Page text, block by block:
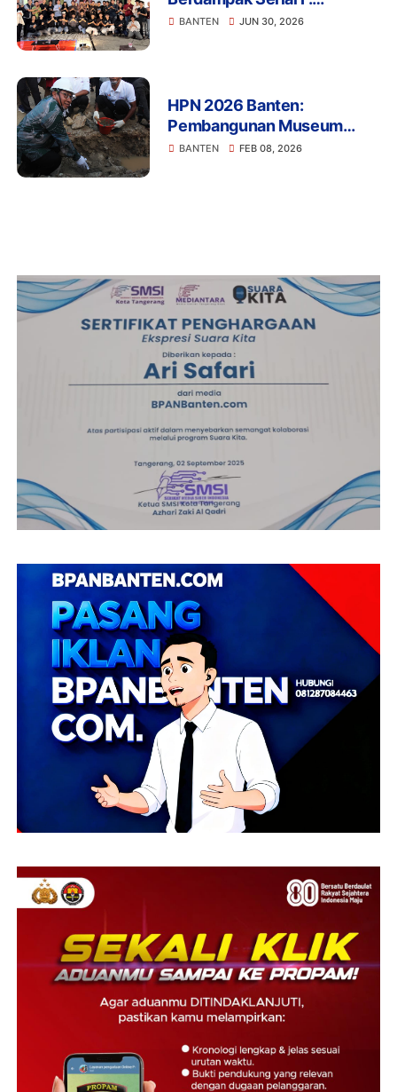
Membaca Indonesia Emas
BANTEN JUN 30, 2026
HPN 2026 Banten:
Pembangunan Museum
Media Siber Nasional Resmi
BANTEN FEB 08, 2026